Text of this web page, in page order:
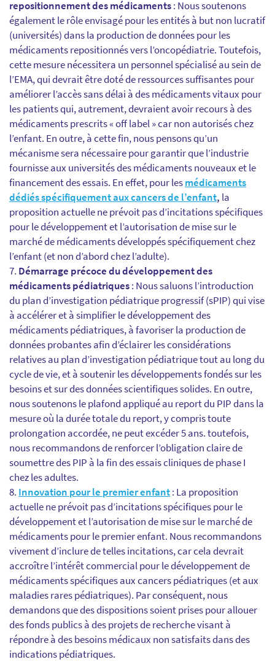
repositionnement des médicaments: Nous soutenons
également le rôle envisagé pour les entités à but non lucratif
(universités) dans la production de données pour les
médicaments repositionnés vers l’oncopédiatrie. Toutefois,
cette mesure nécessitera un personnel spécialisé au sein de
l’EMA, qui devrait être doté de ressources suffisantes pour
améliorer l’accès sans délai à des médicaments vitaux pour
les patients qui, autrement, devraient avoir recours à des
médicaments prescrits « off label » car non autorisés chez
l’enfant. En outre, à cette fin, nous pensons qu’un
mécanisme sera nécessaire pour garantir que l’industrie
fournisse aux universités des médicaments nouveaux et le
financement des essais. En effet, pour lesmédicaments
dédiés spécifiquement aux cancers de l’enfant, la
proposition actuelle ne prévoit pas d’incitations spécifiques
pour le développement et l’autorisation de mise sur le
marché de médicaments développés spécifiquement chez
l’enfant (et non d’abord chez l’adulte).
Démarrage précoce du développement des
médicaments pédiatriques: Nous saluons l’introduction
du plan d’investigation pédiatrique progressif (sPIP) qui vise
à accélérer et à simplifier le développement des
médicaments pédiatriques, à favoriser la production de
données probantes afin d’éclairer les considérations
relatives au plan d’investigation pédiatrique tout au long du
cycle de vie, et à soutenir les développements fondés sur les
besoins et sur des données scientifiques solides. En outre,
nous soutenons le plafond appliqué au report du PIP dans la
mesure où la durée totale du report, y compris toute
prolongation accordée, ne peut excéder 5 ans. toutefois,
nous recommandons de renforcer l’obligation claire de
soumettre des PIP à la fin des essais cliniques de phase I
chez les adultes.
Innovation pour le premier enfant: La proposition
actuelle ne prévoit pas d’incitations spécifiques pour le
développement et l’autorisation de mise sur le marché de
médicaments pour le premier enfant. Nous recommandons
vivement d’inclure de telles incitations, car cela devrait
accroître l’intérêt commercial pour le développement de
médicaments spécifiques aux cancers pédiatriques (et aux
maladies rares pédiatriques). Par conséquent, nous
demandons que des dispositions soient prises pour allouer
des fonds publics à des projets de recherche visant à
répondre à des besoins médicaux non satisfaits dans des
indications pédiatriques.